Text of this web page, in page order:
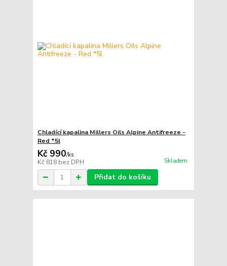
Chladící kapalina Millers Oils Alpine Antifreeze -
Red *5l
Kč 990/ks
Kč 818 bez DPH Skladem
Přidat do košíku